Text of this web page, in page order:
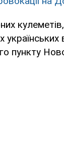
українських
пункту